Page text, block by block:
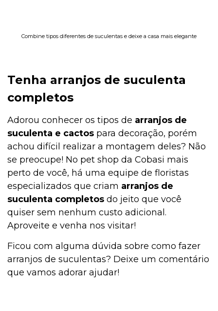
Combine tipos diferentes de suculentas e deixe a casa mais elegante
Tenha arranjos de suculenta
completos
Adorou conhecer os tipos de arranjos de
suculenta e cactos para decoração, porém
achou difícil realizar a montagem deles? Não
se preocupe! No pet shop da Cobasi mais
perto de você, há uma equipe de floristas
especializados que criam arranjos de
suculenta completos do jeito que você
quiser sem nenhum custo adicional.
Aproveite e venha nos visitar!
Ficou com alguma dúvida sobre como fazer
arranjos de suculentas? Deixe um comentário
que vamos adorar ajudar!